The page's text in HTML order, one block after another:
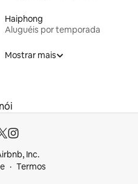
Haiphong
Aluguéis por temporada
Mostrar mais
Inc.
Termos